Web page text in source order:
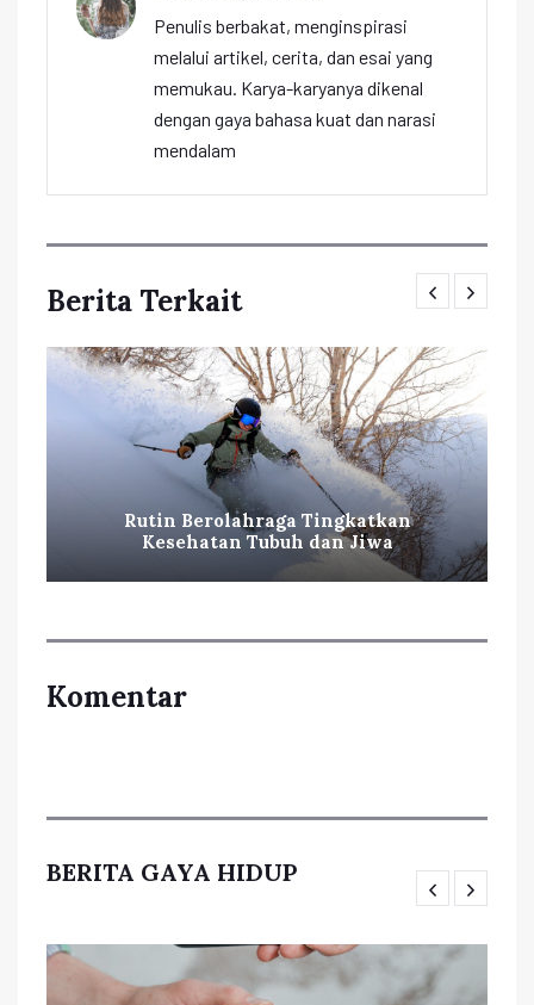
Penulis berbakat, menginspirasi
melalui artikel, cerita, dan esai yang
memukau. Karya-karyanya dikenal
dengan gaya bahasa kuat dan narasi
mendalam
Berita Terkait
Rutin Berolahraga Tingkatkan
Kesehatan Tubuh dan Jiwa
Komentar
BERITA GAYA HIDUP